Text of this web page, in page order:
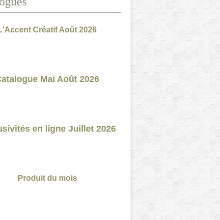
Créatif Août 2026
Mai Août 2026
en ligne Juillet 2026
Produit du mois